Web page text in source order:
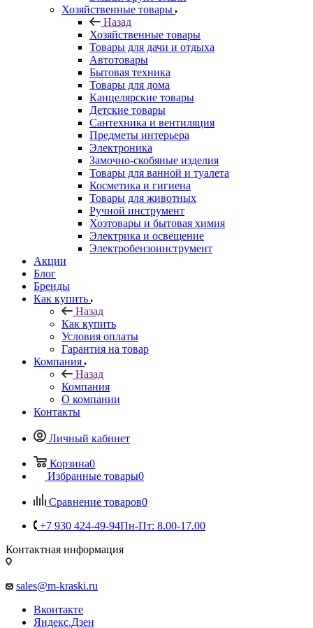
Хозяйственные товары
Назад
Хозяйственные товары
Товары для дачи и отдыха
Автотовары
Бытовая техника
Товары для дома
Канцелярские товары
Детские товары
Сантехника и вентиляция
Предметы интерьера
Электроника
Замочно-скобяные изделия
Товары для ванной и туалета
Косметика и гигиена
Товары для животных
Ручной инструмент
Хозтовары и бытовая химия
Электрика и освещение
Электробензоинструмент
Акции
Блог
Бренды
Как купить
Назад
Как купить
Условия оплаты
Гарантия на товар
Компания
Назад
Компания
О компании
Контакты
Личный кабинет
Корзина0
Избранные товары0
Сравнение товаров0
+7 930 424-49-94Пн-Пт: 8.00-17.00
Контактная информация
sales@m-kraski.ru
Вконтакте
Яндекс.Дзен